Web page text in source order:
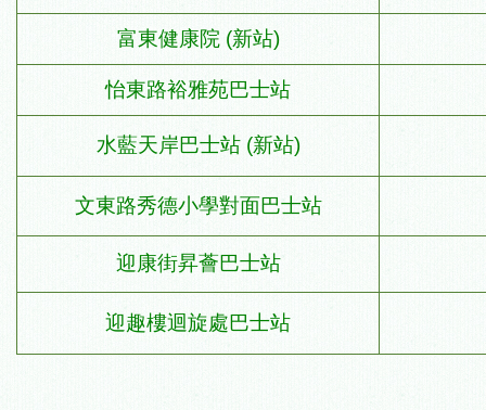
富東健康院(新站)
怡東路裕雅苑巴士站
水藍天岸巴士站(新站)
文東路秀德小學對面巴士站
迎康街昇薈巴士站
迎趣樓迴旋處巴士站